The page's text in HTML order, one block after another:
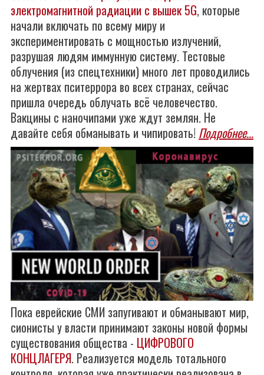
электромагнитной радиации с вышек 5G, которые
начали включать по всему миру и
экспериментировать с мощностью излучений,
разрушая людям иммунную систему. Тестовые
облучения (из спецтехники) много лет проводились
на жертвах пситеррора во всех странах, сейчас
пришла очередь облучать всё человечество.
Вакцины с наночипами уже ждут землян. Не
давайте себя обманывать и чипировать! Подробнее...
Пока еврейские СМИ запугивают и обманывают мир,
сионисты у власти принимают законы новой формы
существования общества - ЦИФРОВОГО
КОНЦЛАГЕРЯ. Реализуется модель тотального